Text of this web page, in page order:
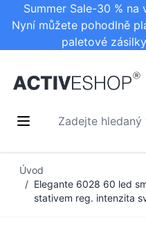
Summer Sale-30 %
Nyní můžete pohodlně
paletové
Zadejte hledaný
Úvod
/ Elegante 6028 60 led
stativem reg. intenzita